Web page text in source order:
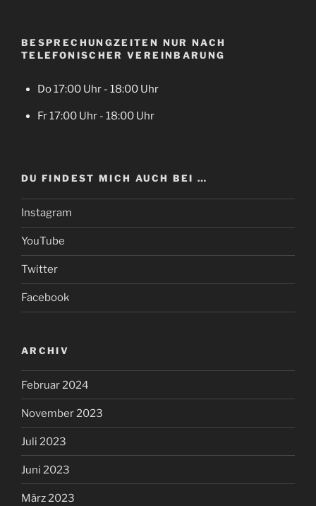
BESPRECHUNGZEITEN NUR NACH
TELEFONISCHER VEREINBARUNG
Do 17:00 Uhr - 18:00 Uhr
Fr 17:00 Uhr - 18:00 Uhr
DU FINDEST MICH AUCH BEI …
Instagram
YouTube
Twitter
Facebook
ARCHIV
Februar 2024
November 2023
Juli 2023
Juni 2023
März 2023